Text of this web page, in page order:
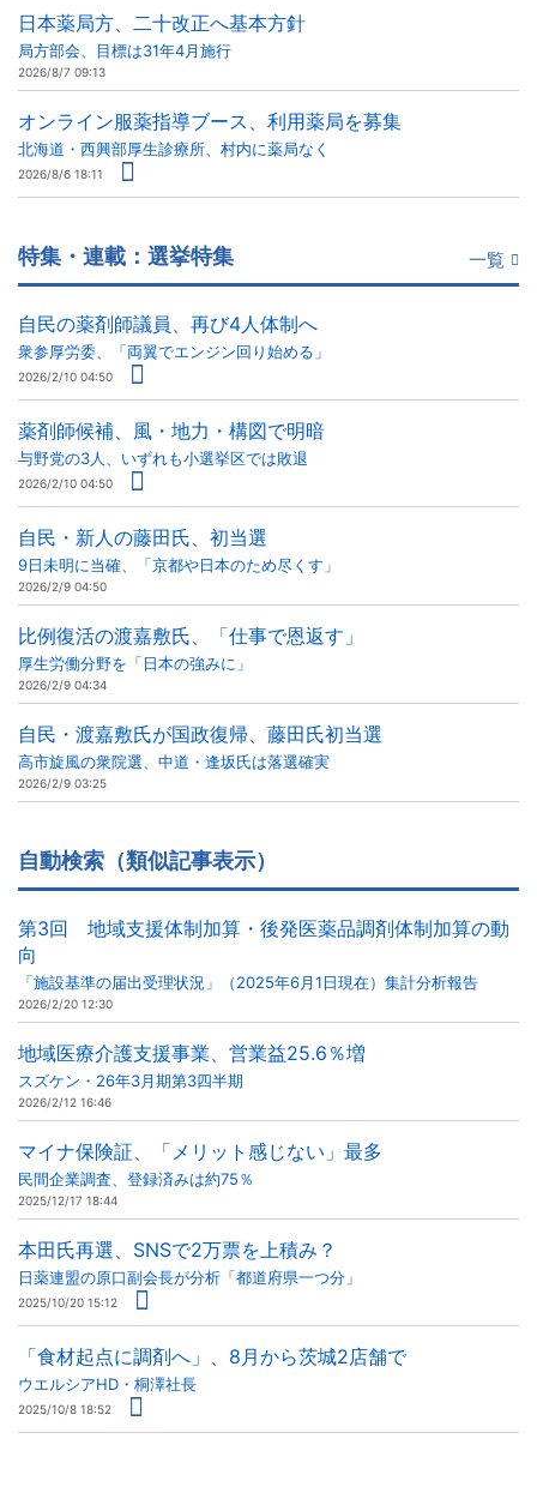
日本薬局方、二十改正へ基本方針
局方部会、目標は31年4月施行
2026/8/7 09:13
オンライン服薬指導ブース、利用薬局を募集
北海道・西興部厚生診療所、村内に薬局なく
2026/8/6 18:11
特集・連載：選挙特集 一覧
自民の薬剤師議員、再び4人体制へ
衆参厚労委、「両翼でエンジン回り始める」
2026/2/10 04:50
薬剤師候補、風・地力・構図で明暗
与野党の3人、いずれも小選挙区では敗退
2026/2/10 04:50
自民・新人の藤田氏、初当選
9日未明に当確、「京都や日本のため尽くす」
2026/2/9 04:50
比例復活の渡嘉敷氏、「仕事で恩返す」
厚生労働分野を「日本の強みに」
2026/2/9 04:34
自民・渡嘉敷氏が国政復帰、藤田氏初当選
高市旋風の衆院選、中道・逢坂氏は落選確実
2026/2/9 03:25
自動検索（類似記事表示）
第3回 地域支援体制加算・後発医薬品調剤体制加算の動
向
「施設基準の届出受理状況」（2025年6月1日現在）集計分析報告
2026/2/20 12:30
地域医療介護支援事業、営業益25.6％増
スズケン・26年3月期第3四半期
2026/2/12 16:46
マイナ保険証、「メリット感じない」最多
民間企業調査、登録済みは約75％
2025/12/17 18:44
本田氏再選、SNSで2万票を上積み？
日薬連盟の原口副会長が分析「都道府県一つ分」
2025/10/20 15:12
「食材起点に調剤へ」、8月から茨城2店舗で
ウエルシアHD・桐澤社長
2025/10/8 18:52